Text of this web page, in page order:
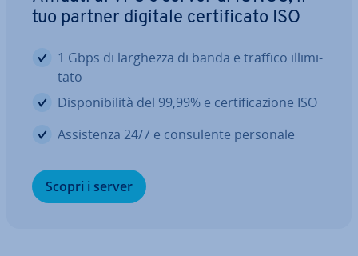
tuo partner digitale cer­ti­fi­ca­to ISO
1 Gbps di larghezza di banda e traffico il­li­mi­
ta­to
Di­spo­ni­bi­li­tà del 99,99% e cer­ti­fi­ca­zio­ne ISO
As­si­sten­za 24/7 e con­su­len­te personale
Scopri i server